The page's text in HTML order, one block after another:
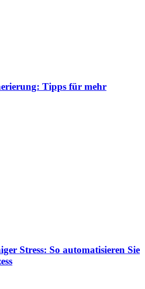
Tipps für mehr
Stress: So automatisieren Sie